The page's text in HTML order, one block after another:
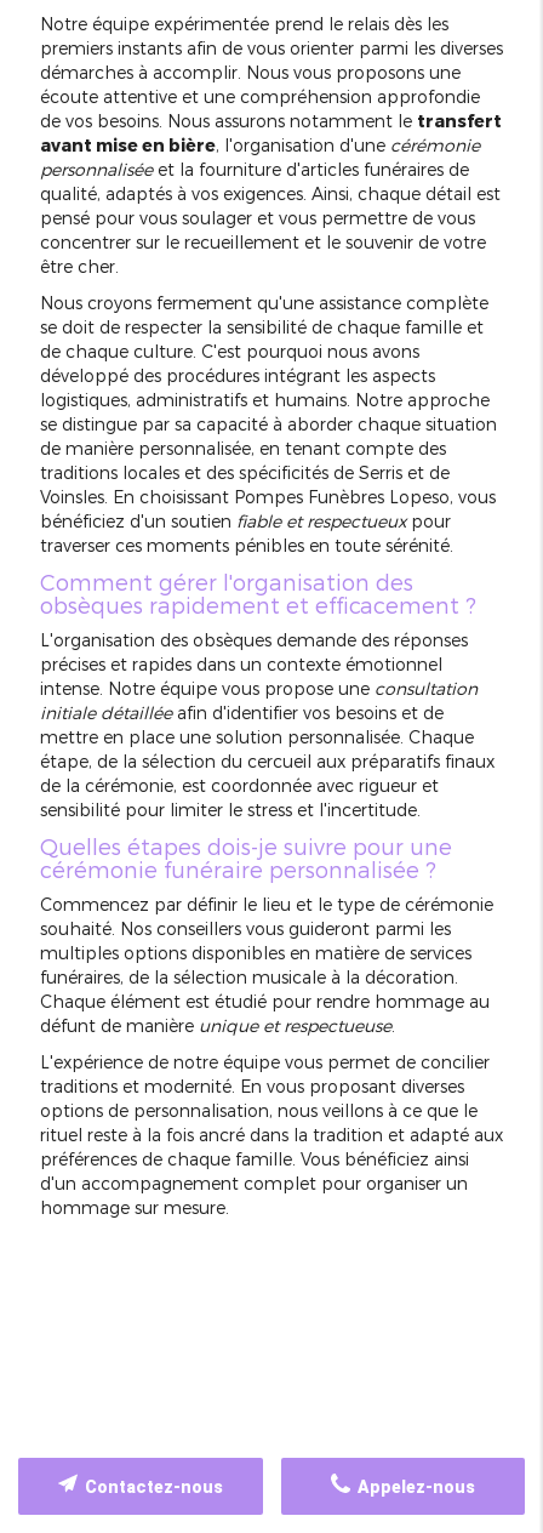
Notre équipe expérimentée prend le relais dès les
premiers instants afin de vous orienter parmi les diverses
démarches à accomplir. Nous vous proposons une
écoute attentive et une compréhension approfondie
de vos besoins. Nous assurons notamment le transfert
avant mise en bière, l'organisation d'une cérémonie
personnaliséeet la fourniture d'articles funéraires de
qualité, adaptés à vos exigences. Ainsi, chaque détail est
pensé pour vous soulager et vous permettre de vous
concentrer sur le recueillement et le souvenir de votre
être cher.
Nous croyons fermement qu'une assistance complète
se doit de respecter la sensibilité de chaque famille et
de chaque culture. C'est pourquoi nous avons
développé des procédures intégrant les aspects
logistiques, administratifs et humains. Notre approche
se distingue par sa capacité à aborder chaque situation
de manière personnalisée, en tenant compte des
traditions locales et des spécificités de Serris et de
Voinsles. En choisissant Pompes Funèbres Lopeso, vous
bénéficiez d'un soutien fiable et respectueuxpour
traverser ces moments pénibles en toute sérénité.
Comment gérer l'organisation des
obsèques rapidement et efficacement ?
L'organisation des obsèques demande des réponses
précises et rapides dans un contexte émotionnel
intense. Notre équipe vous propose une consultation
initiale détailléeafin d'identifier vos besoins et de
mettre en place une solution personnalisée. Chaque
étape, de la sélection du cercueil aux préparatifs finaux
de la cérémonie, est coordonnée avec rigueur et
sensibilité pour limiter le stress et l'incertitude.
Quelles étapes dois-je suivre pour une
cérémonie funéraire personnalisée ?
Commencez par définir le lieu et le type de cérémonie
souhaité. Nos conseillers vous guideront parmi les
multiples options disponibles en matière de services
funéraires, de la sélection musicale à la décoration.
Chaque élément est étudié pour rendre hommage au
défunt de manière unique et respectueuse.
L'expérience de notre équipe vous permet de concilier
traditions et modernité. En vous proposant diverses
options de personnalisation, nous veillons à ce que le
rituel reste à la fois ancré dans la tradition et adapté aux
préférences de chaque famille. Vous bénéficiez ainsi
d'un accompagnement complet pour organiser un
hommage sur mesure.
Appelez-nous
Contactez-nous